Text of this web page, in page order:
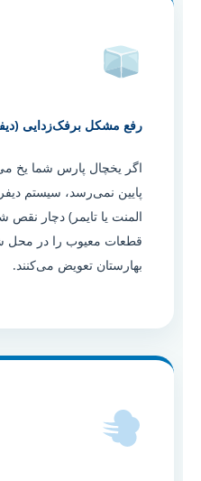
رفع مشکل برفک‌زدایی
اگر یخچال پارس شما یخ
پایین نمی‌رسد، سیستم
المنت یا تایمر) دچار
قطعات معیوب را در محل
بهارستان تعویض می‌کنند.